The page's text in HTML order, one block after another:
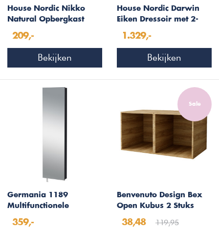
House Nordic Nikko
Natural Opbergkast
209,-
Bekijken
House Nordic Darwin
Eiken Dressoir met 2-
1.329,-
Bekijken
Germania 1189
Multifunctionele
359,-
Sale
Benvenuto Design Bex
Open Kubus 2 Stuks
38,48 119,95